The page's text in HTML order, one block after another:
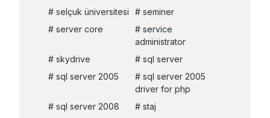
selçuk üniversitesi
seminer
server core
service
administrator
skydrive
sql server
sql server 2005
sql server 2005
driver for php
sql server 2008
staj